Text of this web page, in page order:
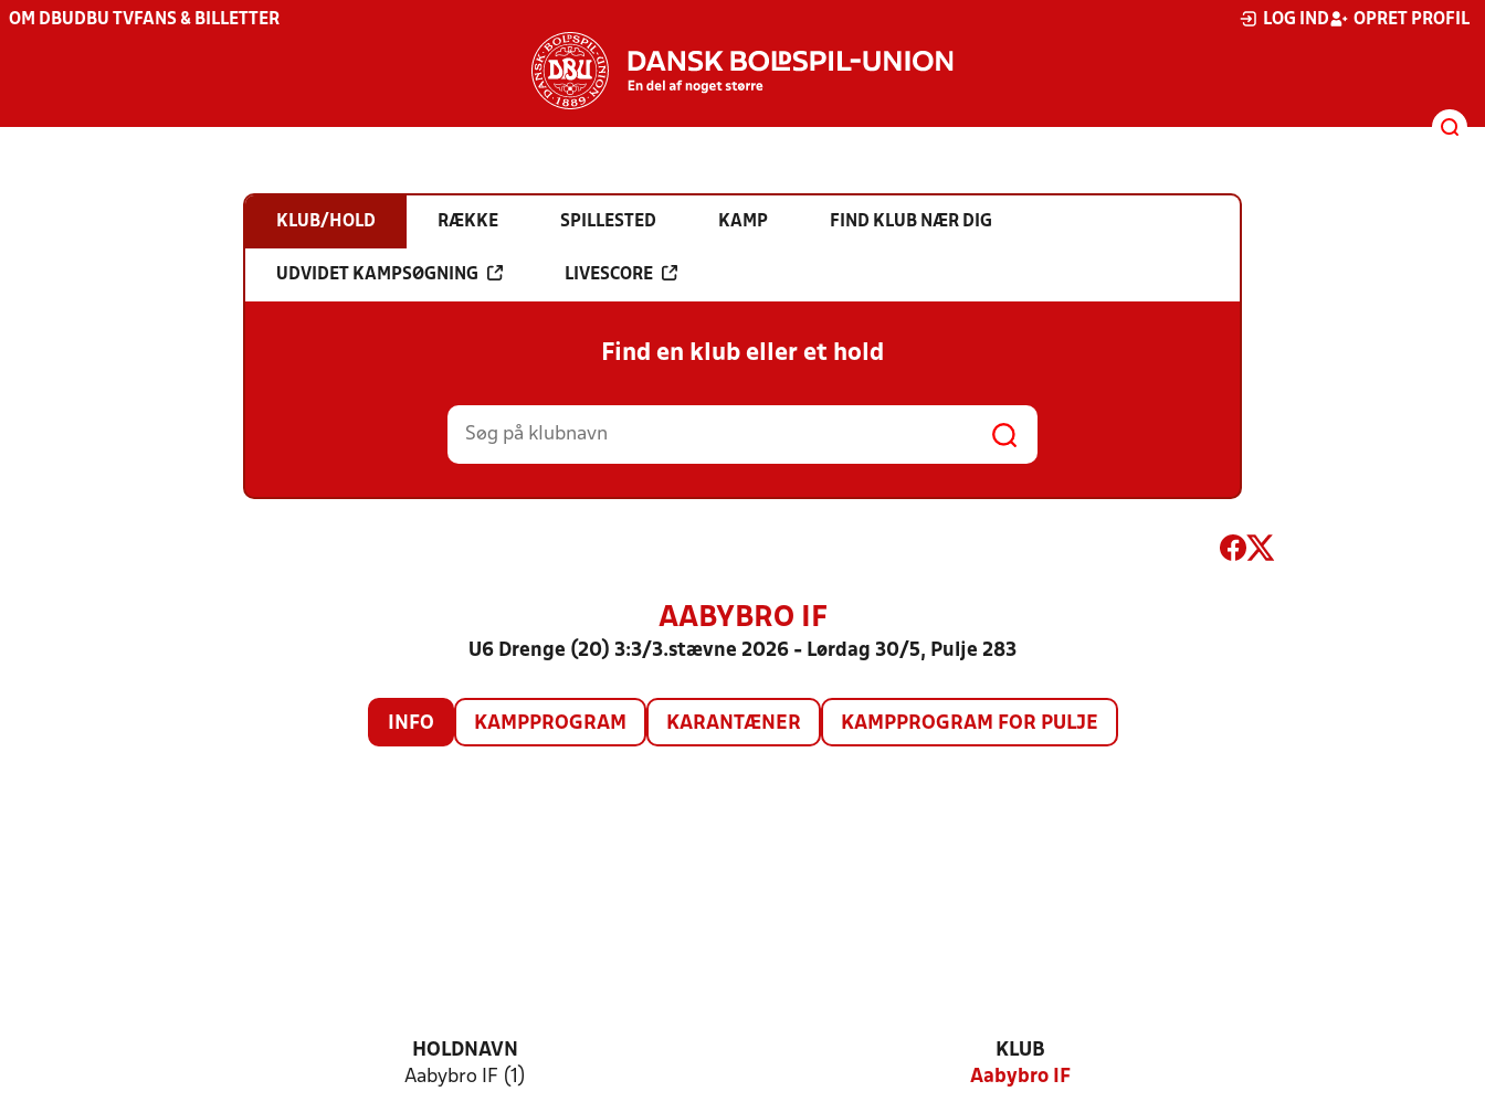
OM DBU DBU TV FANS & BILLETTER LOG IND OPRET PROFIL
KLUB/HOLD RÆKKE SPILLESTED KAMP FIND KLUB NÆR DIG
UDVIDET KAMPSØGNING LIVESCORE
Find en klub eller et hold
AABYBRO IF
U6 Drenge (20) 3:3/3.stævne 2026 - Lørdag 30/5, Pulje 283
INFO KAMPPROGRAM KARANTÆNER KAMPPROGRAM FOR PULJE
HOLDNAVN
Aabybro IF (1)
KLUB
Aabybro IF